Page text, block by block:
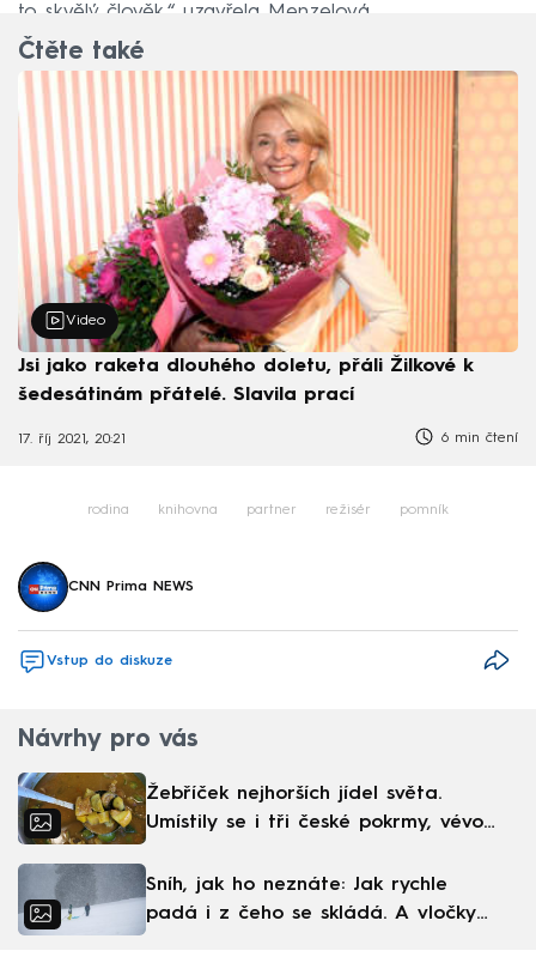
to skvělý člověk,“ uzavřela Menzelová.
Čtěte také
Video
Jsi jako raketa dlouhého doletu, přáli Žilkové k
šedesátinám přátelé. Slavila prací
17. říj 2021, 20:21 6 min čtení
rodina knihovna partner režisér pomník
CNN Prima NEWS
Vstup do diskuze
Návrhy pro vás
Žebříček nejhorších jídel světa.
Umístily se i tři české pokrmy, vévodí
Sníh, jak ho neznáte: Jak rychle
padá i z čeho se skládá. A vločky